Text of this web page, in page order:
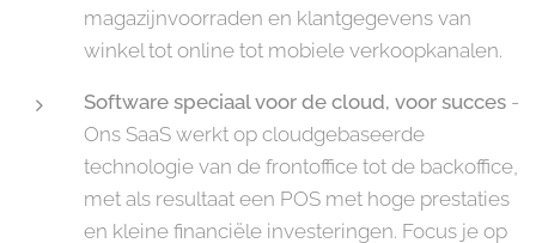
magazijnvoorraden en klantgegevens van
winkel tot online tot mobiele verkoopkanalen.
Software speciaal voor de cloud, voor succes -
Ons SaaS werkt op cloudgebaseerde
technologie van de frontoffice tot de backoffice,
met als resultaat een POS met hoge prestaties
en kleine financiële investeringen. Focus je op